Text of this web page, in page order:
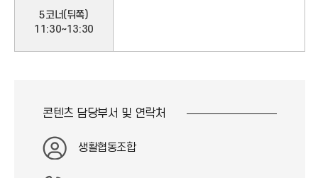
5코너(뒤쪽)
11:30~13:30
콘텐츠 담당부서 및 연락처
생활협동조합